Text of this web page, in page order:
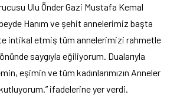
Ulu Önder Gazi Mustafa Kemal
Hanım ve şehit annelerimiz başta
intikal etmiş tüm annelerimizi rahmetle
saygıyla eğiliyorum. Dualarıyla
eşimin ve tüm kadınlarımızın Anneler
ifadelerine yer verdi.